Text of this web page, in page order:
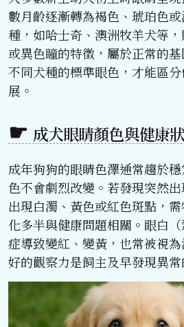
數月齡逐漸轉為褐色、琥珀色
種，如哈士奇、澳洲牧羊犬等
或異色瞳的特徵，屬於正常的
不同犬種的標準眼色，才能區
展。
成犬眼睛顏色與健康
成年狗狗的眼睛色澤通常趨於
色不會劇烈改變。若發現突然出
出現白濁、黃色或紅色斑點，
化多半與健康問題相關。眼白
症導致變紅、變黃，也常被視
好的觀察力是飼主及早發現異常